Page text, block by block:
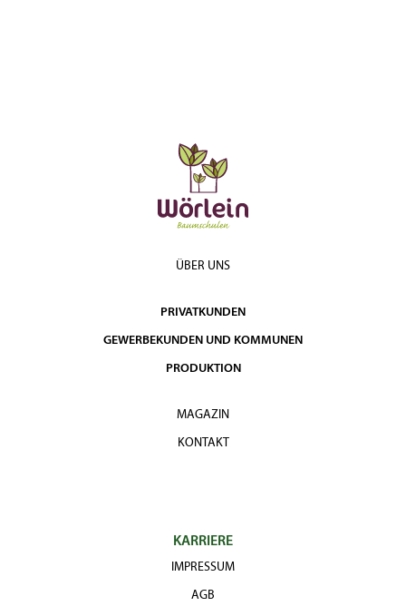
ÜBER UNS
PRIVATKUNDEN
GEWERBEKUNDEN UND KOMMUNEN
PRODUKTION
MAGAZIN
KONTAKT
KARRIERE
IMPRESSUM
AGB